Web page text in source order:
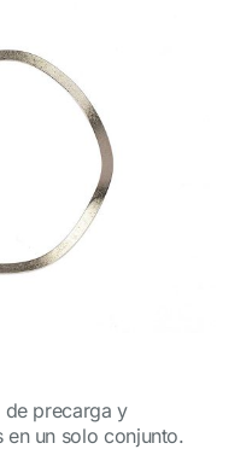
precarga y
un solo conjunto.